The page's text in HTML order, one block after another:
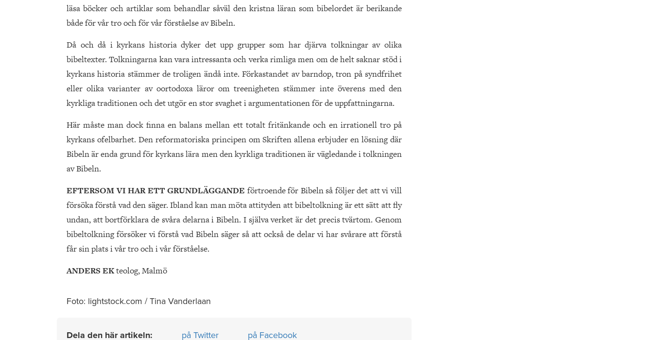
läsa böcker och artiklar som behandlar såväl den kristna läran som bibelordet är berikande
både för vår tro och för vår förståelse av Bibeln.
Då och då i kyrkans historia dyker det upp grupper som har djärva tolkningar av olika
bibeltexter. Tolkningarna kan vara intressanta och verka rimliga men om de helt saknar stöd i
kyrkans historia stämmer de troligen ändå inte. Förkastandet av barndop, tron på syndfrihet
eller olika varianter av oortodoxa läror om treenigheten stämmer inte överens med den
kyrkliga traditionen och det utgör en stor svaghet i argumentationen för de uppfattningarna.
Här måste man dock finna en balans mellan ett totalt fritänkande och en irrationell tro på
kyrkans ofelbarhet. Den reformatoriska principen om Skriften allena erbjuder en lösning där
Bibeln är enda grund för kyrkans lära men den kyrkliga traditionen är vägledande i tolkningen
av Bibeln.
EFTERSOM VI HAR ETT GRUNDLÄGGANDE förtroende för Bibeln så följer det att vi vill
försöka förstå vad den säger. Ibland kan man möta attityden att bibeltolkning är ett sätt att fly
undan, att bortförklara de svåra delarna i Bibeln. I själva verket är det precis tvärtom. Genom
bibeltolkning försöker vi förstå vad Bibeln säger så att också de delar vi har svårare att förstå
får sin plats i vår tro och i vår förståelse.
ANDERS EKteolog, Malmö
Foto: lightstock.com / Tina Vanderlaan
Dela den här artikeln: på Twitter på Facebook